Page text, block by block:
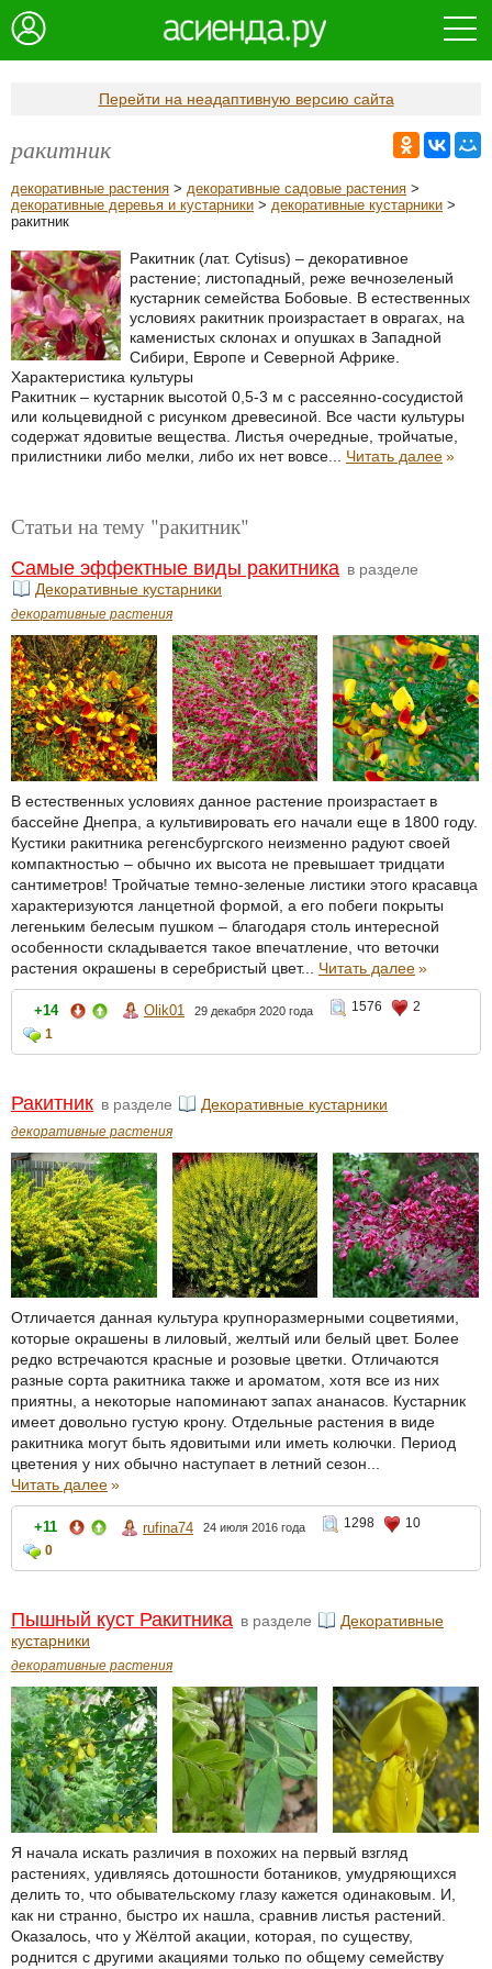
Перейти на неадаптивную версию сайта
ракитник
декоративные растения > декоративные садовые растения >
декоративные деревья и кустарники > декоративные кустарники >
ракитник
Ракитник (лат. Cytisus) – декоративное
растение; листопадный, реже вечнозеленый
кустарник семейства Бобовые. В естественных
условиях ракитник произрастает в оврагах, на
каменистых склонах и опушках в Западной
Сибири, Европе и Северной Африке.
Характеристика культуры
Ракитник – кустарник высотой 0,5-3 м с рассеянно-сосудистой
или кольцевидной с рисунком древесиной. Все части культуры
содержат ядовитые вещества. Листья очередные, тройчатые,
прилистники либо мелки, либо их нет вовсе... Читать далее»
Статьи на тему "ракитник"
Самые эффектные виды ракитника в разделе
Декоративные кустарники
декоративные растения
В естественных условиях данное растение произрастает в
бассейне Днепра, а культивировать его начали еще в 1800 году.
Кустики ракитника регенсбургского неизменно радуют своей
компактностью – обычно их высота не превышает тридцати
сантиметров! Тройчатые темно-зеленые листики этого красавца
характеризуются ланцетной формой, а его побеги покрыты
легеньким белесым пушком – благодаря столь интересной
особенности складывается такое впечатление, что веточки
растения окрашены в серебристый цвет... Читать далее»
+14 Olik01 29 декабря 2020 года 1576
2
1
Ракитник в разделе Декоративные кустарники
декоративные растения
Отличается данная культура крупноразмерными соцветиями,
которые окрашены в лиловый, желтый или белый цвет. Более
редко встречаются красные и розовые цветки. Отличаются
разные сорта ракитника также и ароматом, хотя все из них
приятны, а некоторые напоминают запах ананасов. Кустарник
имеет довольно густую крону. Отдельные растения в виде
ракитника могут быть ядовитыми или иметь колючки. Период
цветения у них обычно наступает в летний сезон...
Читать далее»
+11 rufina74 24 июля 2016 года 1298
10
0
Пышный куст Ракитника в разделе
Декоративные
кустарники
декоративные растения
Я начала искать различия в похожих на первый взгляд
растениях, удивляясь дотошности ботаников, умудряющихся
делить то, что обывательскому глазу кажется одинаковым. И,
как ни странно, быстро их нашла, сравнив листья растений.
Оказалось, что у Жёлтой акации, которая, по существу,
роднится с другими акациями только по общему семейству